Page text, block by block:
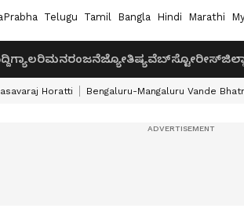
Telugu Tamil Bangla Hindi Marathi
ಗ್ಯಾಲರಿಮನರಂಜನೆಜ್ಯೋತಿಷ್ಯವೆಬ್‌ಸ್ಟೋರೀಸ್
Horatti Bengaluru-Mangaluru Vande